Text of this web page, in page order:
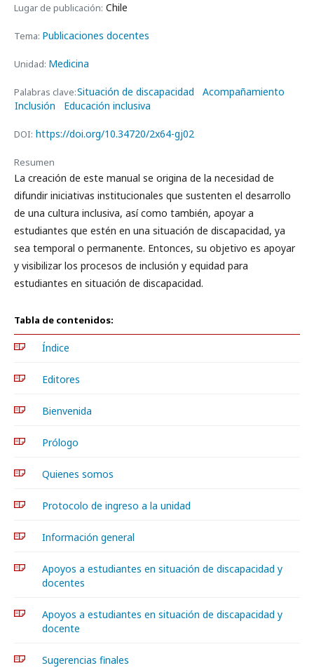
Lugar de publicación: Chile
Tema: Publicaciones docentes
Unidad: Medicina
Palabras clave:Situación de discapacidad
Acompañamiento
Inclusión
Educación inclusiva
DOI: https://doi.org/10.34720/2x64-gj02
Resumen
La creación de este manual se origina de la necesidad de
difundir iniciativas institucionales que sustenten el desarrollo
de una cultura inclusiva, así como también, apoyar a
estudiantes que estén en una situación de discapacidad, ya
sea temporal o permanente. Entonces, su objetivo es apoyar
y visibilizar los procesos de inclusión y equidad para
estudiantes en situación de discapacidad.
Tabla de contenidos:
Índice
Editores
Bienvenida
Prólogo
Quienes somos
Protocolo de ingreso a la unidad
Información general
Apoyos a estudiantes en situación de discapacidad y
docentes
Apoyos a estudiantes en situación de discapacidad y
docente
Sugerencias finales